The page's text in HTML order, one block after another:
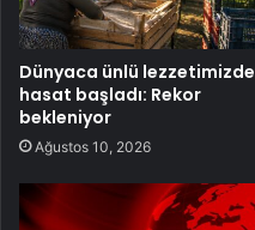
Dünyaca ünlü lezzetimizde
hasat başladı: Rekor
bekleniyor
Ağustos 10, 2026